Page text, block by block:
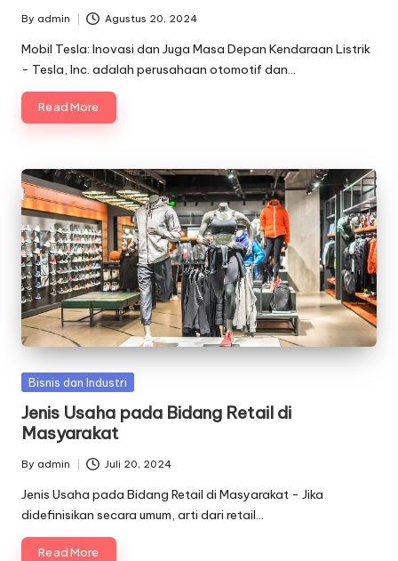
Posted
by
By admin Agustus 20, 2024
Mobil Tesla: Inovasi dan Juga Masa Depan Kendaraan Listrik
- Tesla, Inc. adalah perusahaan otomotif dan…
Read More
Posted
Bisnis dan Industri
Jenis Usaha pada Bidang Retail di
Masyarakat
Posted
by
By admin Juli 20, 2024
Jenis Usaha pada Bidang Retail di Masyarakat - Jika
didefinisikan secara umum, arti dari retail…
Read More